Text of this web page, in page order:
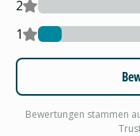
2
1
Bewertungen stammen